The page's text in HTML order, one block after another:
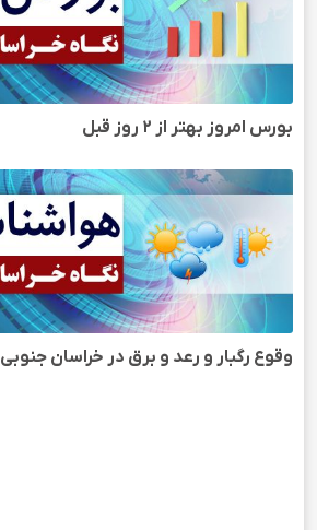
بورس امروز بهتر از ۲ روز قبل
وقوع رگبار و رعد و برق در خراسان جنوبی